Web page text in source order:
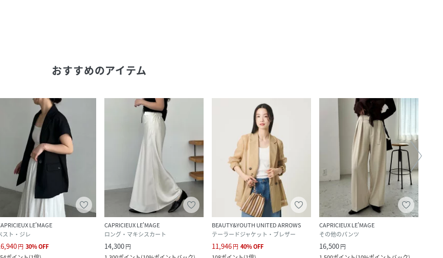
おすすめのアイテム
LE'MAGE
スト・ジレ
円 30%OFF
CAPRICIEUX LE'MAGE
ロング・マキシスカート
14,300円
BEAUTY&YOUTH UNITED ARROWS
テーラードジャケット・ブレザー
11,946円 40%OFF
CAPRICIEUX LE'MAGE
その他のパンツ
16,500円